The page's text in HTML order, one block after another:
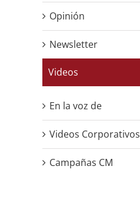
Opinión
Newsletter
Videos
En la voz de
Videos Corporativos
Campañas CM